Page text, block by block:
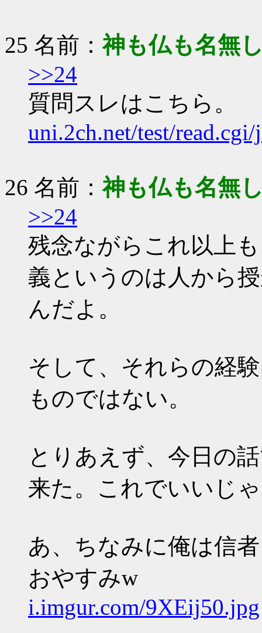
25 名前：神も仏も名無
>>24
質問スレはこちら。
uni.2ch.net/test/
26 名前：神も仏も名無
>>24
残念ながらこれ以上
義というのは人から
んだよ。
そして、それらの経
ものではない。
とりあえず、今日の
来た。これでいいじ
あ、ちなみに俺は信
おやすみw
i.imgur.com/9XEij50.jpg